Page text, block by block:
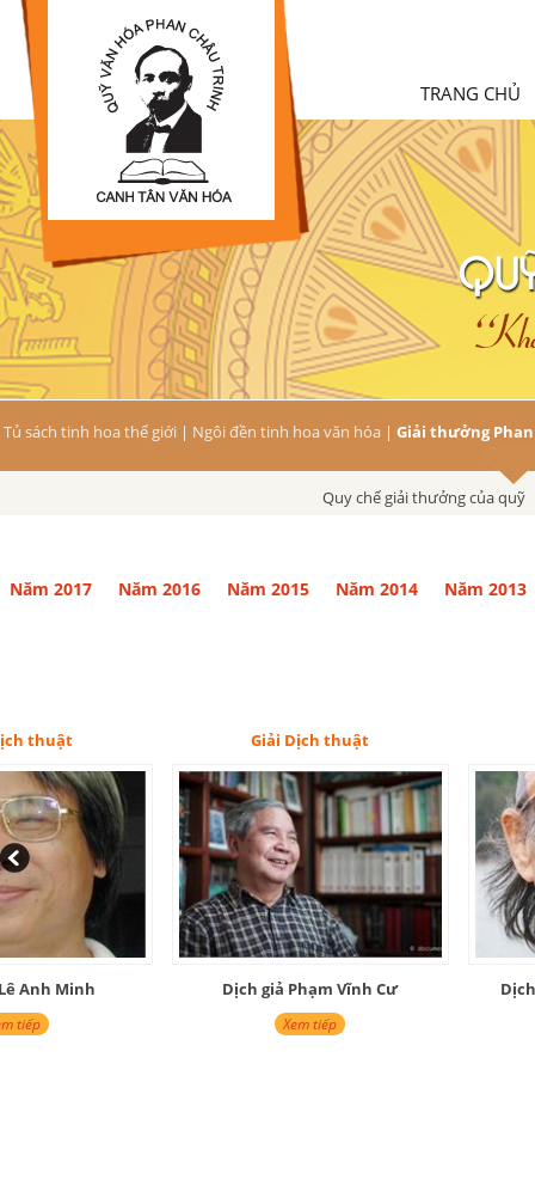
TRANG CHỦ
Tủ sách tinh hoa thế giới | Ngôi đền tinh hoa văn hóa | Giải thưởng
Quy chế giải thưởng của quỹ
Năm 2017 Năm 2016 Năm 2015 Năm 2014 Năm 2013
Dịch giả Phạm Vĩnh Cư Dịch giả Inrasara Phú